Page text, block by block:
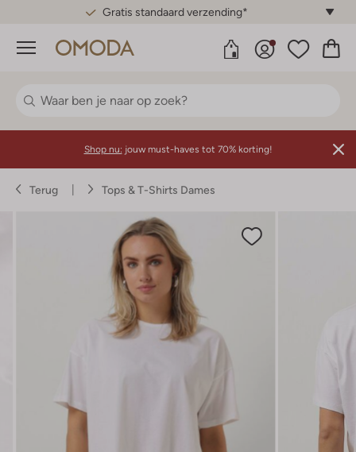
Gratis standaard verzending*
Menu
Shop nu: jouw must-haves tot 70% korting!
Terug Tops & T-Shirts Dames